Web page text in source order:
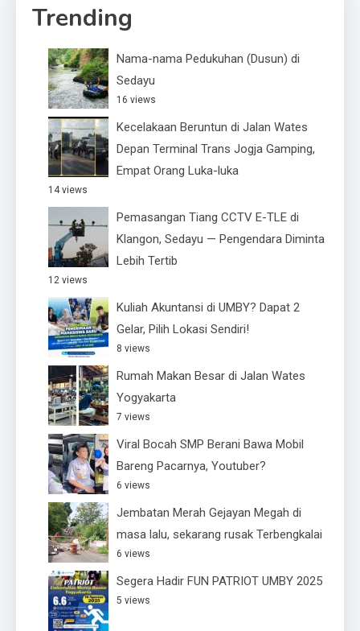
Trending
Nama-nama Pedukuhan (Dusun) di
Sedayu
16 views
Kecelakaan Beruntun di Jalan Wates
Depan Terminal Trans Jogja Gamping,
Empat Orang Luka-luka
14 views
Pemasangan Tiang CCTV E-TLE di
Klangon, Sedayu — Pengendara Diminta
Lebih Tertib
12 views
Kuliah Akuntansi di UMBY? Dapat 2
Gelar, Pilih Lokasi Sendiri!
8 views
Rumah Makan Besar di Jalan Wates
Yogyakarta
7 views
Viral Bocah SMP Berani Bawa Mobil
Bareng Pacarnya, Youtuber?
6 views
Jembatan Merah Gejayan Megah di
masa lalu, sekarang rusak Terbengkalai
6 views
Segera Hadir FUN PATRIOT UMBY 2025
5 views